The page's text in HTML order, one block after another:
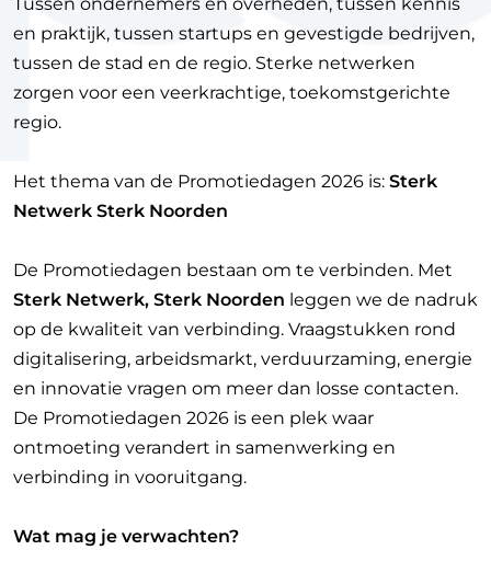
en praktijk, tussen startups en gevestigde bedrijven,
tussen de stad en de regio. Sterke netwerken
zorgen voor een veerkrachtige, toekomstgerichte
regio.
Het thema van de Promotiedagen 2026 is: Sterk
Netwerk Sterk Noorden
De Promotiedagen bestaan om te verbinden. Met
Sterk Netwerk, Sterk Noorden leggen we de nadruk
op de kwaliteit van verbinding. Vraagstukken rond
digitalisering, arbeidsmarkt, verduurzaming, energie
en innovatie vragen om meer dan losse contacten.
De Promotiedagen 2026 is een plek waar
ontmoeting verandert in samenwerking en
verbinding in vooruitgang.
Wat mag je verwachten?